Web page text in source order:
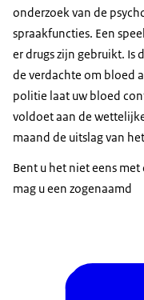
onderzoek van de
spraakfuncties. Een
er drugs zijn gebruikt. Is
de verdachte om bloed
politie laat uw bloed
voldoet aan de
maand de uitslag van
Bent u het niet eens
mag u een zogenaamd